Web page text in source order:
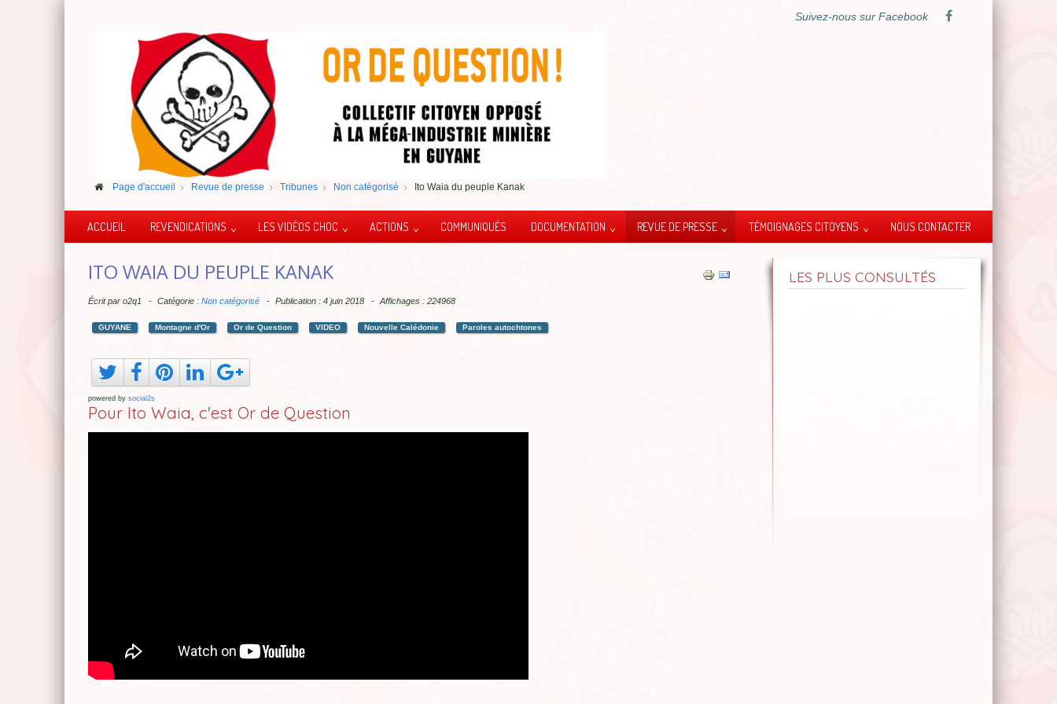
Page d'accueil Revue de presse Tribunes Non catégorisé Ito Waia du peuple Kanak
Suivez-nous sur Facebook
ACCUEIL REVENDICATIONS LES VIDÉOS CHOC ACTIONS COMMUNIQUÉS DOCUMENTATION REVUE DE PRESSE TÉMOIGNAGES CITOYENS NOUS CONTACTER
ITO WAIA DU PEUPLE KANAK
Écrit par o2q1 Catégorie : Non catégorisé Publication : 4 juin 2018 Affichages : 224968
GUYANE Montagne d'Or Or de Question VIDEO Nouvelle Calédonie Paroles autochtones
powered by social2s
Pour Ito Waia, c'est Or de Question
LES PLUS CONSULTÉS